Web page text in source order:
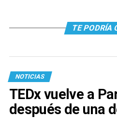
TE PODRÍA
NOTICIAS
TEDx vuelve a
después de una